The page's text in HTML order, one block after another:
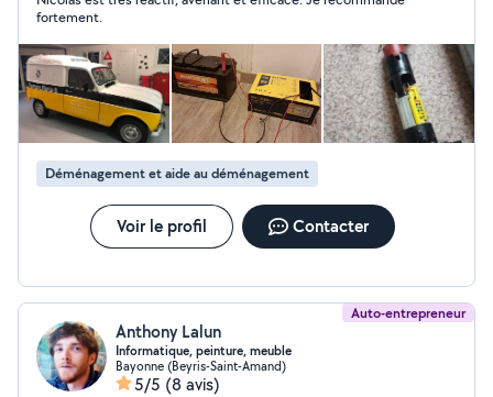
fortement.
Déménagement et aide au déménagement
Voir le profil Contacter
Auto-entrepreneur
Anthony Lalun
Informatique, peinture, meuble
Bayonne (Beyris-Saint-Amand)
5/5 (8 avis)